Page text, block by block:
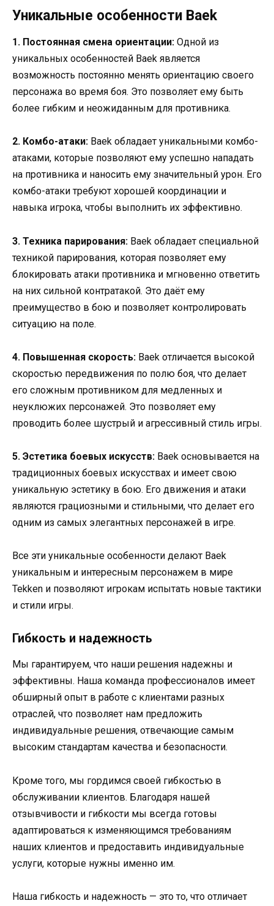
Уникальные особенности Baek
1. Постоянная смена ориентации: Одной из
уникальных особенностей Baek является
возможность постоянно менять ориентацию своего
персонажа во время боя. Это позволяет ему быть
более гибким и неожиданным для противника.
2. Комбо-атаки: Baek обладает уникальными комбо-
атаками, которые позволяют ему успешно нападать
на противника и наносить ему значительный урон. Его
комбо-атаки требуют хорошей координации и
навыка игрока, чтобы выполнить их эффективно.
3. Техника парирования: Baek обладает специальной
техникой парирования, которая позволяет ему
блокировать атаки противника и мгновенно ответить
на них сильной контратакой. Это даёт ему
преимущество в бою и позволяет контролировать
ситуацию на поле.
4. Повышенная скорость: Baek отличается высокой
скоростью передвижения по полю боя, что делает
его сложным противником для медленных и
неуклюжих персонажей. Это позволяет ему
проводить более шустрый и агрессивный стиль игры.
5. Эстетика боевых искусств: Baek основывается на
традиционных боевых искусствах и имеет свою
уникальную эстетику в бою. Его движения и атаки
являются грациозными и стильными, что делает его
одним из самых элегантных персонажей в игре.
Все эти уникальные особенности делают Baek
уникальным и интересным персонажем в мире
Tekken и позволяют игрокам испытать новые тактики
и стили игры.
Гибкость и надежность
Мы гарантируем, что наши решения надежны и
эффективны. Наша команда профессионалов имеет
обширный опыт в работе с клиентами разных
отраслей, что позволяет нам предложить
индивидуальные решения, отвечающие самым
высоким стандартам качества и безопасности.
Кроме того, мы гордимся своей гибкостью в
обслуживании клиентов. Благодаря нашей
отзывчивости и гибкости мы всегда готовы
адаптироваться к изменяющимся требованиям
наших клиентов и предоставить индивидуальные
услуги, которые нужны именно им.
Наша гибкость и надежность — это то, что отличает